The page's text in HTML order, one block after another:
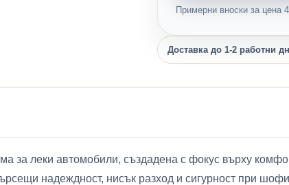
Примерни вноски за цена
Доставка до 1-2 работни
за леки автомобили, създадена с фокус върху
надеждност, нисък разход и сигурност при